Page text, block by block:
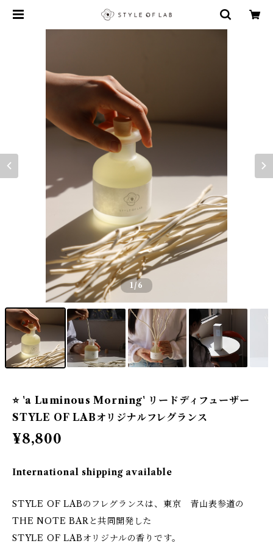
1/6
⭐️ 'a Luminous Morning' リードディフューザー
STYLE OF LABオリジナルフレグランス
¥8,800
International shipping available
STYLE OF LABのフレグランスは、東京 青山表参道の
THE NOTE BARと共同開発した
STYLE OF LABオリジナルの香りです。